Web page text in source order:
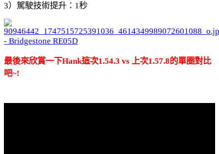
3）駕駛技術提升：1秒
最後來欣賞一下Hank這次1.54.3 vs 上次1.57.8的單圈對比
吧~!